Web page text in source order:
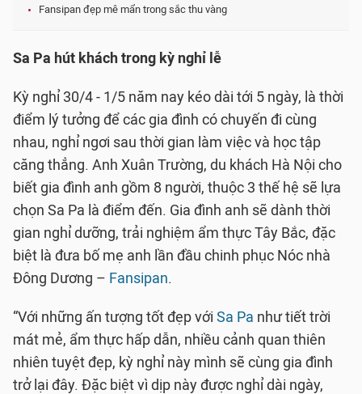
Fansipan đẹp mê mẩn trong sắc thu vàng
Sa Pa hút khách trong kỳ nghỉ lễ
Kỳ nghỉ 30/4 - 1/5 năm nay kéo dài tới 5 ngày, là thời
điểm lý tưởng để các gia đình có chuyến đi cùng
nhau, nghỉ ngơi sau thời gian làm việc và học tập
căng thẳng. Anh Xuân Trường, du khách Hà Nội cho
biết gia đình anh gồm 8 người, thuộc 3 thế hệ sẽ lựa
chọn Sa Pa là điểm đến. Gia đình anh sẽ dành thời
gian nghỉ dưỡng, trải nghiệm ẩm thực Tây Bắc, đặc
biệt là đưa bố mẹ anh lần đầu chinh phục Nóc nhà
Đông Dương – Fansipan.
“Với những ấn tượng tốt đẹp với Sa Pa như tiết trời
mát mẻ, ẩm thực hấp dẫn, nhiều cảnh quan thiên
nhiên tuyệt đẹp, kỳ nghỉ này mình sẽ cùng gia đình
trở lại đây. Đặc biệt vì dịp này được nghỉ dài ngày,